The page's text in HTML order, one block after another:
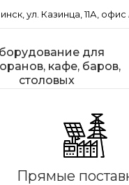
ул. Казинца, 11А, офис
для
кафе, баров,
столовых
Прямые